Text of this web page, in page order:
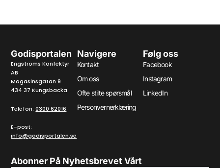
Godisportalen
Engströms Konfektyr
AB
Magasinsgatan 9
434 37 Kungsbacka
Telefon:0300 62016
E-post:
info@godisportalen.se
Navigere
Kontakt
Om oss
Ofte stilte spørsmål
Personvernerklæring
Følg oss
Facebook
Instagram
LinkedIn
Abonner På Nyhetsbrevet Vårt